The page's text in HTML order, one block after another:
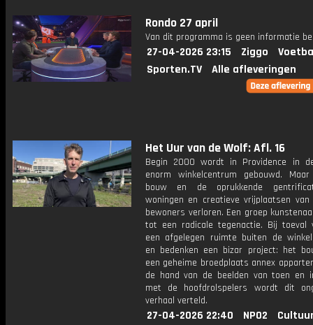
Rondo 27 april
Van dit programma is geen informatie
27-04-2026 23:15 Ziggo
Sporten.TV
Alle afleveringen
Het Uur van de Wolf: Afl. 16
Begin 2000 wordt in Providence in
enorm winkelcentrum gebouwd.
bouw en de oprukkende
woningen en creatieve vrijplaatsen
bewoners verloren. Een groep
tot een radicale tegenactie. Bij toeval
een afgelegen ruimte buiten de
en bedenken een bizar project: het
een geheime broedplaats annex
de hand van de beelden van toen en
met de hoofdrolspelers wordt dit
verhaal verteld.
27-04-2026 22:40 NPO2